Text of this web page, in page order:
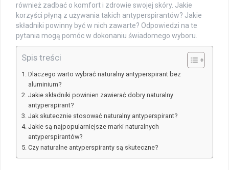
również zadbać o komfort i zdrowie swojej skóry. Jakie
korzyści płyną z używania takich antyperspirantów? Jakie
składniki powinny być w nich zawarte? Odpowiedzi na te
pytania mogą pomóc w dokonaniu świadomego wyboru.
Spis treści
Dlaczego warto wybrać naturalny antyperspirant bez
aluminium?
Jakie składniki powinien zawierać dobry naturalny
antyperspirant?
Jak skutecznie stosować naturalny antyperspirant?
Jakie są najpopularniejsze marki naturalnych
antyperspirantów?
Czy naturalne antyperspiranty są skuteczne?